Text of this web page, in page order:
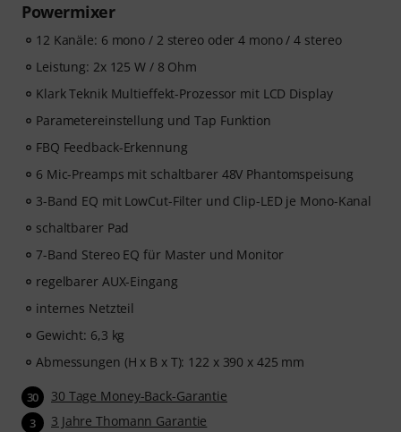
Powermixer
12 Kanäle: 6 mono / 2 stereo oder 4 mono / 4 stereo
Leistung: 2x 125 W / 8 Ohm
Klark Teknik Multieffekt-Prozessor mit LCD Display
Parametereinstellung und Tap Funktion
FBQ Feedback-Erkennung
6 Mic-Preamps mit schaltbarer 48V Phantomspeisung
3-Band EQ mit LowCut-Filter und Clip-LED je Mono-Kanal
schaltbarer Pad
7-Band Stereo EQ für Master und Monitor
regelbarer AUX-Eingang
internes Netzteil
Gewicht: 6,3 kg
Abmessungen (H x B x T): 122 x 390 x 425 mm
30 30 Tage Money-Back-Garantie
3 3 Jahre Thomann Garantie